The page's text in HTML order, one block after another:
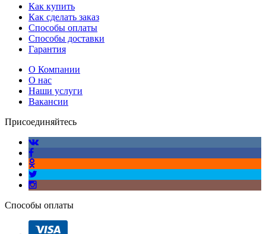
Как купить
Как сделать заказ
Способы оплаты
Способы доставки
Гарантия
О Компании
О нас
Наши услуги
Вакансии
Присоединяйтесь
Способы оплаты